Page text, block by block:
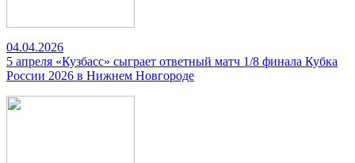
04.04.2026
5 апреля «Кузбасс» сыграет ответный матч 1/8 финала Кубка
России 2026 в Нижнем Новгороде